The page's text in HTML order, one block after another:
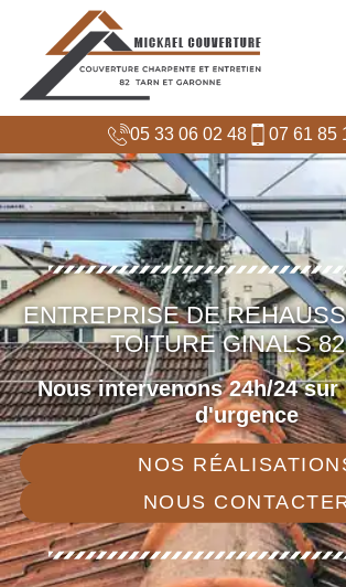
05 33 06 02 48 07 61 85
ENTREPRISE DE
TOITURE GINALS
Nous intervenons 24h/24 sur
d'urgence
NOS
NOUS